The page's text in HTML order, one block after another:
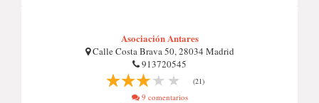
Asociación Antares
Calle Costa Brava 50, 28034 Madrid
913720545
(21)
9 comentarios